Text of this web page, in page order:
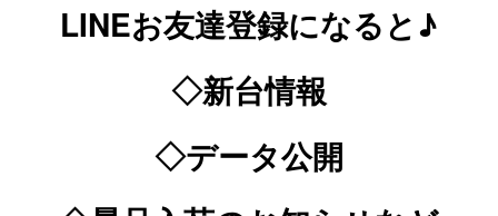
LINEお友達登録になると♪
◇新台情報
◇データ公開